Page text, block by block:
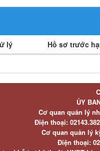
lý Hồ sơ trước
ỦY
Cơ quan quản lý
Điện thoại:
Cơ quan quản lý
Điện thoại: